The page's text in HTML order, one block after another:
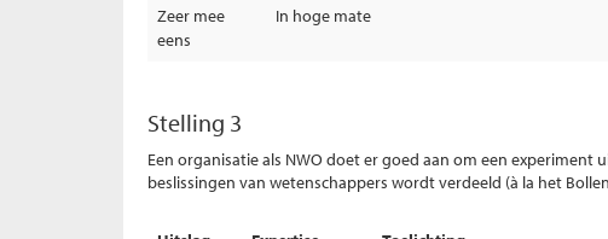
Zeer mee
eens
In hoge mate
Stelling 3
Een organisatie als NWO doet er goed aan om een
beslissingen van wetenschappers wordt verdeeld (à la het